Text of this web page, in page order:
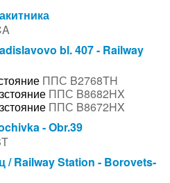
bl. 407 - Railway
ППС B2768TH
ППС B8682HX
ППС B8672HX
- Obr.39
Railway Station - Borovets-